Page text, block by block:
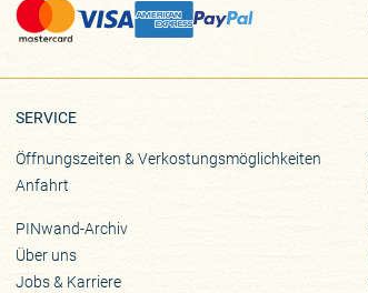
SERVICE
Öffnungszeiten & Verkostungsmöglichkeiten
Anfahrt
PINwand-Archiv
Über uns
Jobs & Karriere